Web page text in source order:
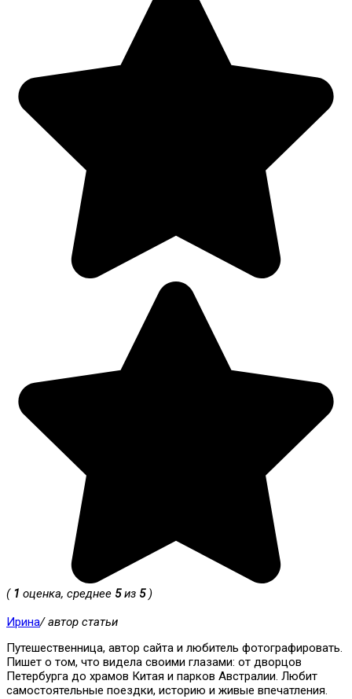
( 1 оценка, среднее 5из 5)
Ирина/ автор статьи
Путешественница, автор сайта и любитель фотографировать.
Пишет о том, что видела своими глазами: от дворцов
Петербурга до храмов Китая и парков Австралии. Любит
самостоятельные поездки, историю и живые впечатления.